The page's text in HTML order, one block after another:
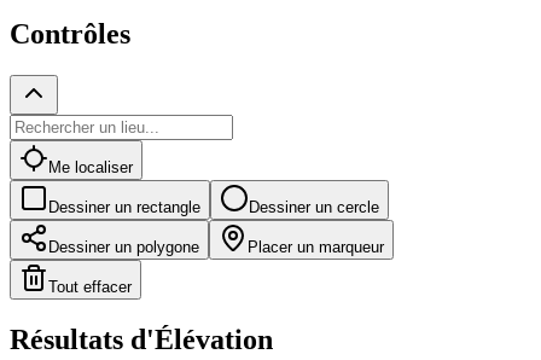
Contrôles
Me localiser
Dessiner un rectangle Dessiner un cercle
Dessiner un polygone Placer un marqueur
Tout effacer
Résultats d'Élévation